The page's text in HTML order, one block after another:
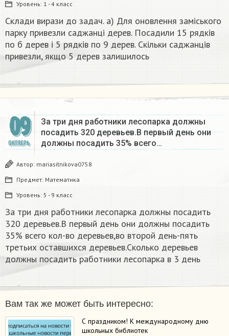
Уровень: 1 - 4 класс
Склади вирази до задач. а) Для оновлення заміського
парку привезли саджанці дерев. Посадили 15 рядків
по б дерев і 5 рядків по 9 дерев. Скільки саджанців
привезли, якщо 5 дерев залишилось
09
ОКТЯБРЬ
За три дня работники лесопарка должны
посадить 320 деревьев.В первый день они
должны посадить 35% всего…
Автор: mariasitnikova0758
Предмет: Математика
Уровень: 5 - 9 класс
За три дня работники лесопарка должны посадить
320 деревьев.В первый день они должны посадить
35% всего кол-во деревьев,во второй день-пять
третьих оставшихся деревьев.Сколько деревьев
должны посадить работники лесопарка в 3 день
Вам так же может быть интересно:
С праздником! К международному дню
школьных библиотек